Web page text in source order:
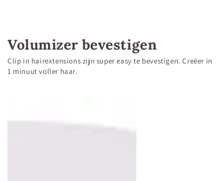
Volumizer bevestigen
Clip in hairextensions zijn super easy te bevestigen. Creëer in
1 minuut voller haar.